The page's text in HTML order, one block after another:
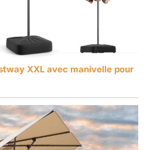
XXL avec manivelle pour